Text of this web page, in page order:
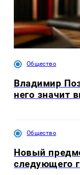
Общество
Владимир
него значит
Общество
Новый
следующего